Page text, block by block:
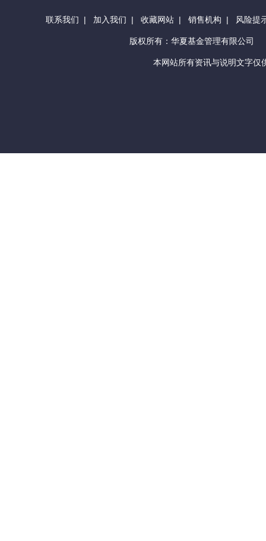
联系我们 | 加入我们 | 收藏网站 | 销售机构 | 风险提
版权所有：华夏基金管理有限公司
本网站所有资讯与说明文字仅